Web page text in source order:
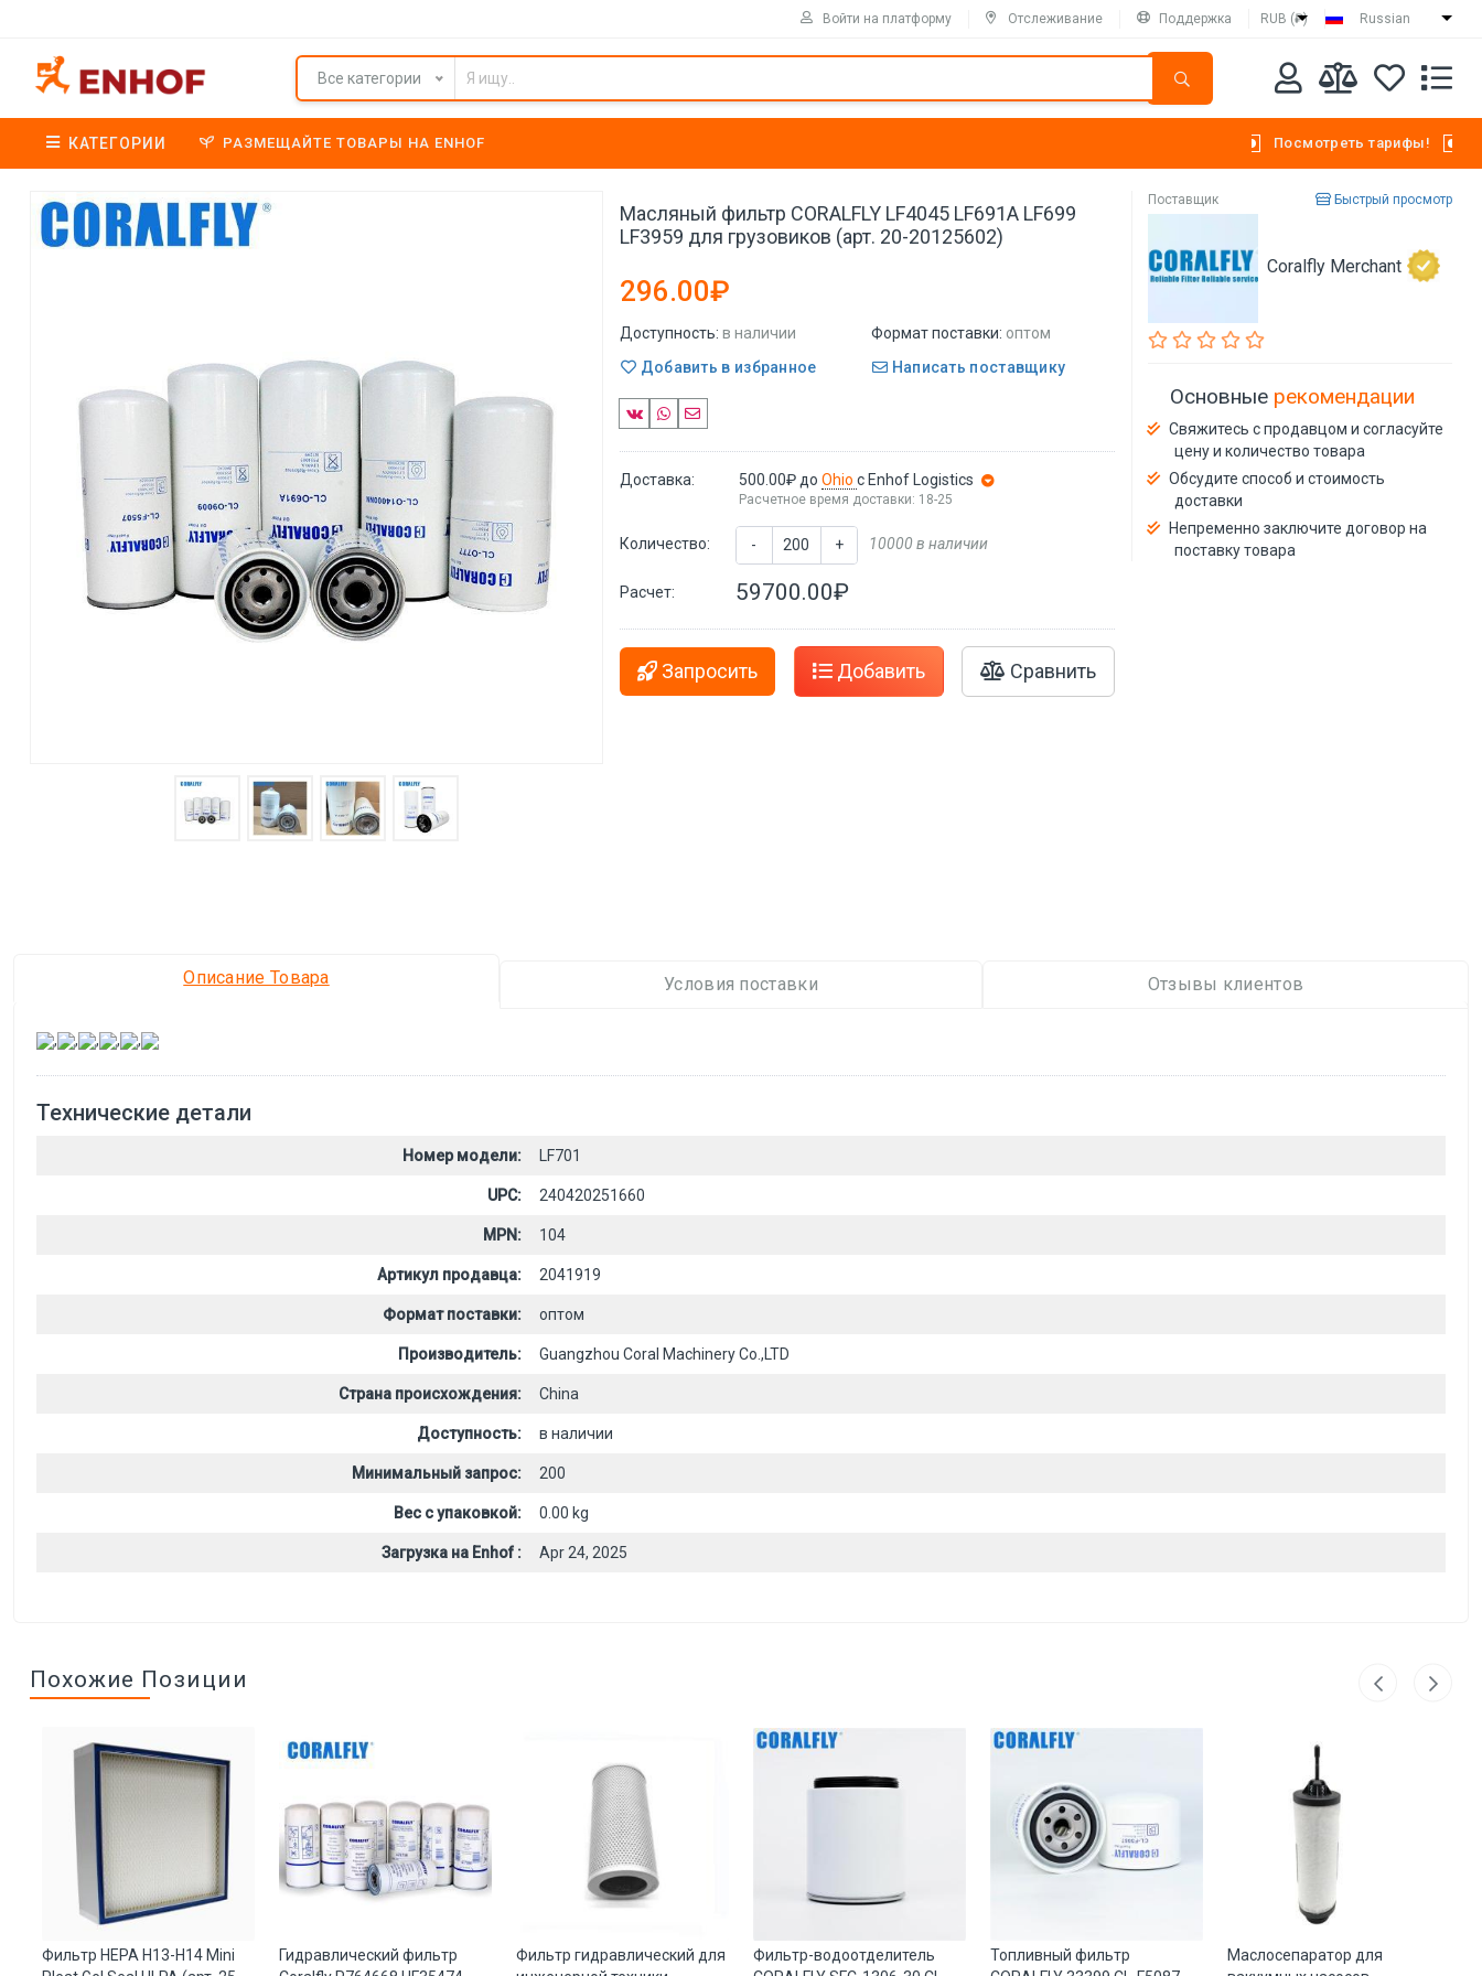
Войти на платформу Отслеживание Поддержка RUB (₽) Russian
Все категории
КАТЕГОРИИ РАЗМЕЩАЙТЕ ТОВАРЫ НА ENHOF Посмотреть тарифы!
Масляный фильтр CORALFLY LF4045 LF691A LF699
LF3959 для грузовиков (арт. 20-20125602)
296.00₽
Доступность: в наличии Формат поставки: оптом
Добавить в избранное
Написать поставщику
Доставка: 500.00₽ доOhioс Enhof Logistics
Расчетное время доставки: 18-25
Количество: - + 10000 в наличии
Расчет: 59700.00₽
Запросить Добавить Сравнить
Поставщик Быстрый просмотр
Coralfly Merchant
Основные рекомендации
Свяжитесь с продавцом и согласуйте
цену и количество товара
Обсудите способ и стоимость
доставки
Непременно заключите договор на
поставку товара
Описание Товара Условия поставки Отзывы клиентов
, , , , ,
Технические детали
Номер модели: LF701
UPC: 240420251660
MPN: 104
Артикул продавца: 2041919
Формат поставки: оптом
Производитель: Guangzhou Coral Machinery Co.,LTD
Страна происхождения: China
Доступность: в наличии
Минимальный запрос: 200
Вес с упаковкой: 0.00 kg
Загрузка на Enhof : Apr 24, 2025
Похожие Позиции
Фильтр HEPA H13-H14 Mini
Гидравлический фильтр
Фильтр гидравлический для
Фильтр-водоотделитель
Топливный фильтр
Маслосепаратор для